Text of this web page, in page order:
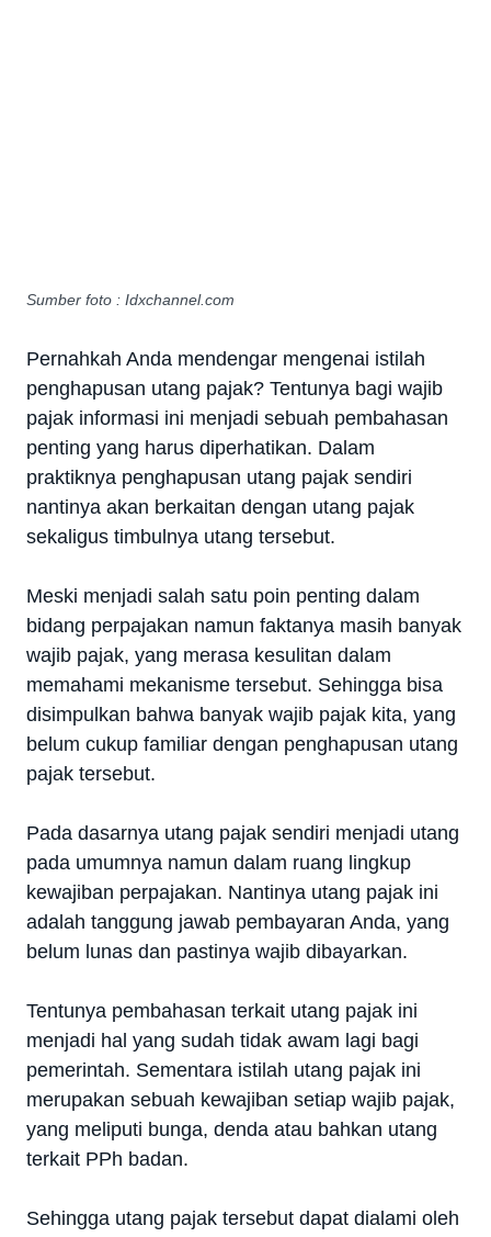
Sumber foto : Idxchannel.com
Pernahkah Anda mendengar mengenai istilah
penghapusan utang pajak? Tentunya bagi wajib
pajak informasi ini menjadi sebuah pembahasan
penting yang harus diperhatikan. Dalam
praktiknya penghapusan utang pajak sendiri
nantinya akan berkaitan dengan utang pajak
sekaligus timbulnya utang tersebut.
Meski menjadi salah satu poin penting dalam
bidang perpajakan namun faktanya masih banyak
wajib pajak, yang merasa kesulitan dalam
memahami mekanisme tersebut. Sehingga bisa
disimpulkan bahwa banyak wajib pajak kita, yang
belum cukup familiar dengan penghapusan utang
pajak tersebut.
Pada dasarnya utang pajak sendiri menjadi utang
pada umumnya namun dalam ruang lingkup
kewajiban perpajakan. Nantinya utang pajak ini
adalah tanggung jawab pembayaran Anda, yang
belum lunas dan pastinya wajib dibayarkan.
Tentunya pembahasan terkait utang pajak ini
menjadi hal yang sudah tidak awam lagi bagi
pemerintah. Sementara istilah utang pajak ini
merupakan sebuah kewajiban setiap wajib pajak,
yang meliputi bunga, denda atau bahkan utang
terkait PPh badan.
Sehingga utang pajak tersebut dapat dialami oleh